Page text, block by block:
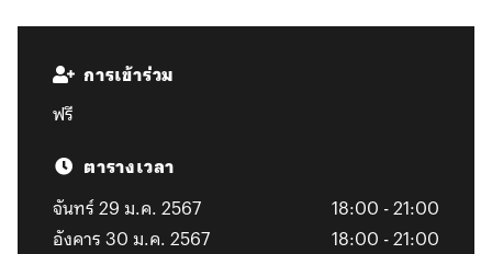
การเข้าร่วม
ฟรี
ตารางเวลา
จันทร์ 29 ม.ค. 2567
18:00 - 21:00
อังคาร 30 ม.ค. 2567
18:00 - 21:00